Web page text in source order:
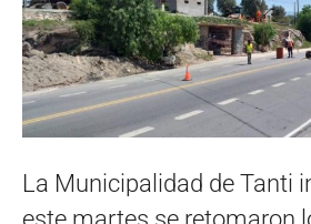
La Municipalidad de Tanti